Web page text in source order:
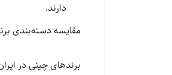
دارند.
مقایسه دسته‌بندی
برندهای چینی در